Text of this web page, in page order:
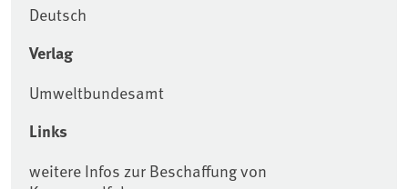
Deutsch
Verlag
Umweltbundesamt
Links
weitere Infos zur Beschaffung von